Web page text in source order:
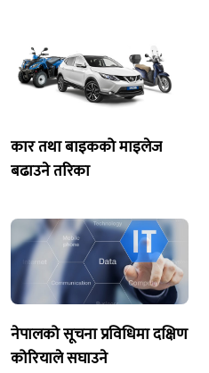
कार तथा बाइकको माइलेज
बढाउने तरिका
नेपालको सूचना प्रविधिमा दक्षिण
कोरियाले सघाउने